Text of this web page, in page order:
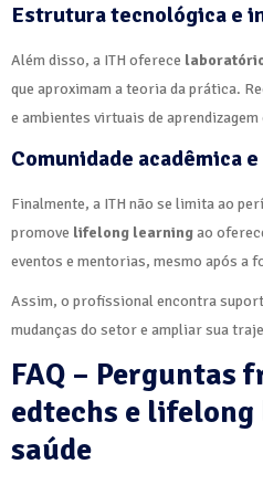
Estrutura tecnológica e
Além disso, a ITH oferece
que aproximam a teoria da prática.
e ambientes virtuais de
Comunidade acadêmica
Finalmente, a ITH não se limita ao
promove lifelong learningao
eventos e mentorias, mesmo após a
Assim, o profissional encontra
mudanças do setor e ampliar sua
FAQ – Perguntas
edtechs e
saúde